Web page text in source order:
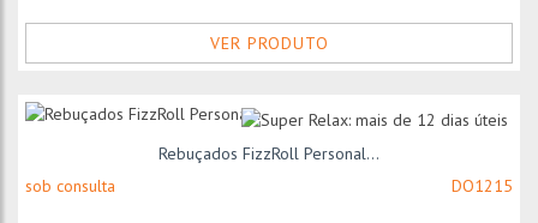
VER PRODUTO
Rebuçados FizzRoll Personal...
sob consulta
DO1215